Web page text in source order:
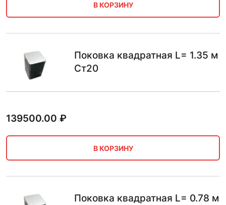
В КОРЗИНУ
Поковка квадратная L= 1.35 м
Ст20
139500.00 ₽
В КОРЗИНУ
Поковка квадратная L= 0.78 м